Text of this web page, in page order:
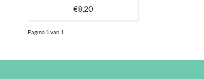
€8,20
Pagina 1 van 1